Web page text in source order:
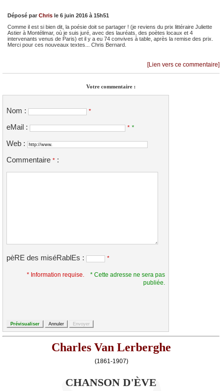
Déposé par Chris le 6 juin 2016 à 15h51
Comme il est si bien dit, la poésie doit se partager ! (je reviens du prix littéraire Juliette
Astier à Montélimar, où je suis juré, avec des lauréats, des poètes locaux et 4
intervenants venus de Paris) et il y a eu 74 convives à table, après la remise des prix.
Merci pour ces nouveaux textes... Chris Bernard.
[Lien vers ce commentaire]
Votre commentaire :
Nom : *
eMail : * *
Web :
Commentaire * :
pèRE des miséRablEs : *
* Information requise.
* Cette adresse ne sera pas
publiée.
Charles Van Lerberghe
(1861-1907)
CHANSON D'ÈVE